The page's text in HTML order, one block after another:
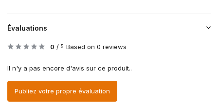
Évaluations
0 / 5 Based on 0 reviews
Il n'y a pas encore d'avis sur ce produit..
Publiez votre propre évaluation